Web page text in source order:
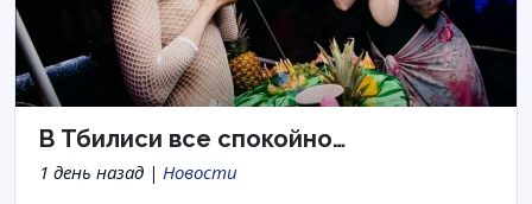
В Тбилиси все спокойно…
1 день назад | Новости